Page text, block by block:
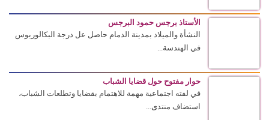
الأستاذ برجس حمود البرجس
النشأة والميلاد بمدينة الدمام حاصل عل درجة البكالوريوس
في الهندسة...
حوار مفتوح حول قضايا الشباب
في لفته اجتماعية مهمة للاهتمام بقضايا وتطلعات الشباب،
استضاف منتدى...